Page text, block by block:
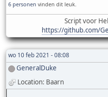
6 personen vinden dit leuk.
Script voor
https://github.com/
wo 10 feb 2021 - 08:08
GeneralDuke
Location: Baarn